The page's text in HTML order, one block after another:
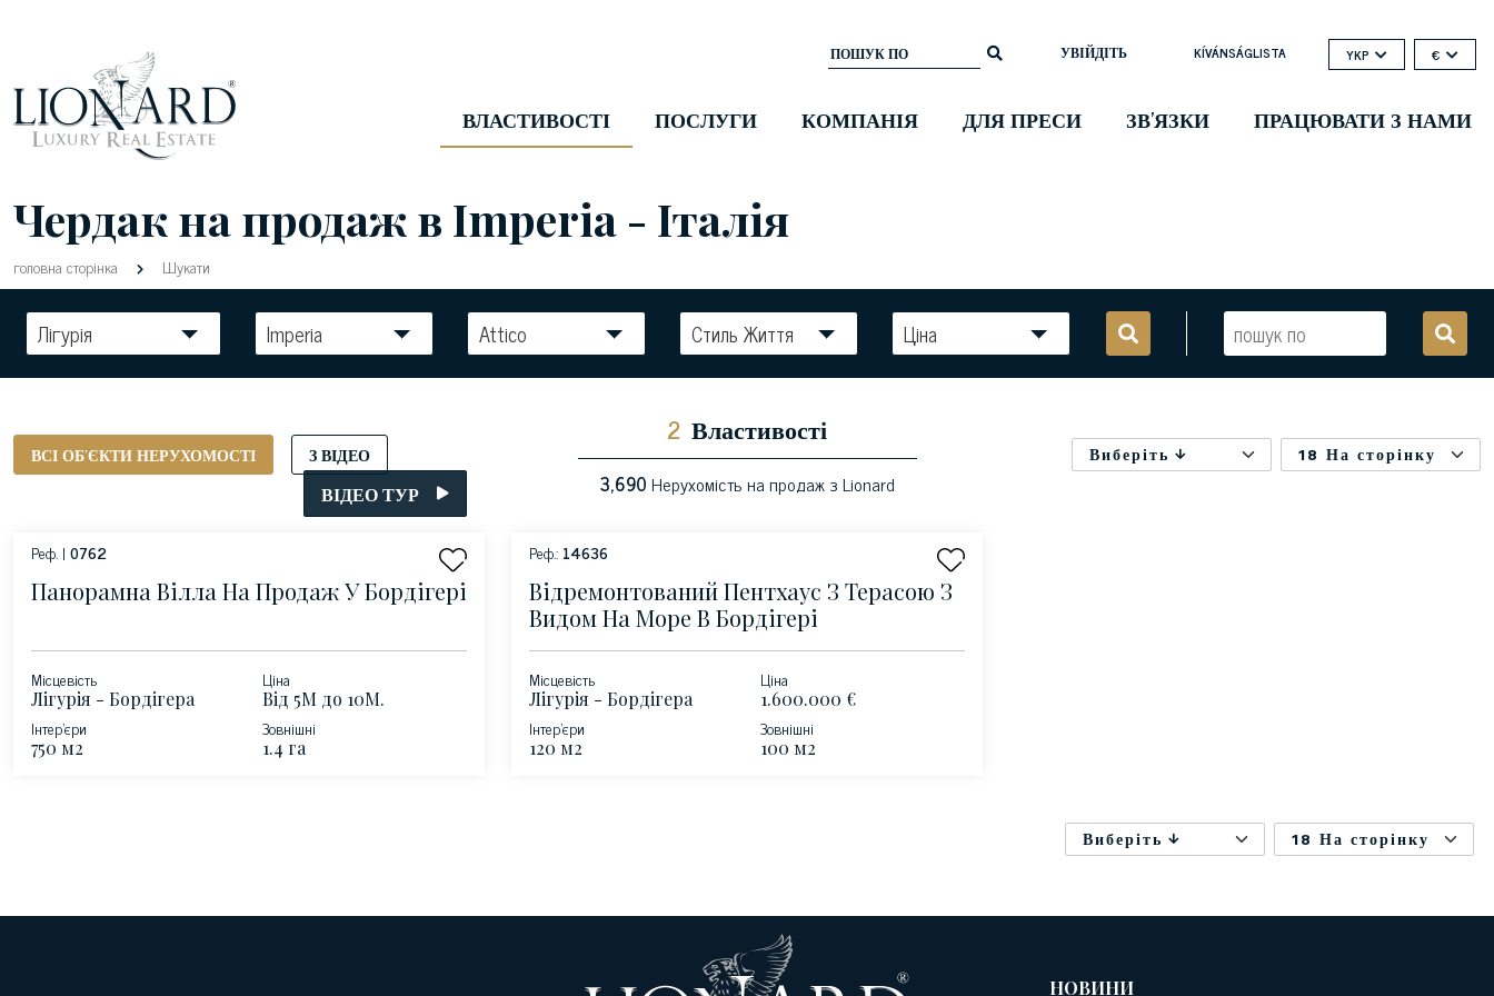
УВІЙДІТЬ KÍVÁNSÁGLISTA YKP €
ВЛАСТИВОСТІ ПОСЛУГИ КОМПАНІЯ ДЛЯ ПРЕСИ ЗВ'ЯЗКИ ПРАЦЮВАТИ З НАМИ
Чердак на продаж в Imperia - Італія
головна сторінка Шукати
Лігурія Imperia Attico Стиль Життя Ціна
ВСІ ОБ'ЄКТИ НЕРУХОМОСТІ З ВІДЕО
2 Властивості
3,690Нерухомість на продаж з Lionard
Виберіть 18 На сторінку
ВІДЕО ТУР
Реф. | 0762
Панорамна Вілла На Продаж У Бордігері
Місцевість
Лігурія - Бордігера
Ціна
Від 5М до 10М.
Інтер'єри
750 м2
Зовнішні
1.4 га
Реф.: 14636
Відремонтований Пентхаус З Терасою З
Видом На Море В Бордігері
Місцевість
Лігурія - Бордігера
Ціна
1.600.000 €
Інтер'єри
120 м2
Зовнішні
100 м2
Виберіть 18 На сторінку
НОВИНИ